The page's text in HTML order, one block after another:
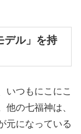
デル」を持
いつもにこにこ
の七福神は、
元になっている